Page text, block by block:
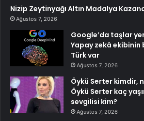
Nizip Zeytinyağı Altın Madalya
Ağustos 7, 2026
Google’da taşlar
Yapay zekâ ekibinin
Türk var
Ağustos 7, 2026
Öykü Serter kimdir,
Öykü Serter kaç
sevgilisi kim?
Ağustos 7, 2026